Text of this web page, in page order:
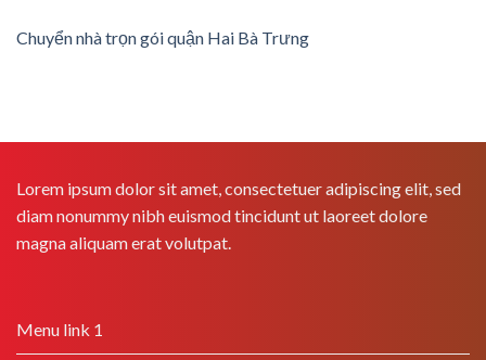
Chuyển nhà trọn gói quận Hai Bà Trưng
Lorem ipsum dolor sit amet, consectetuer adipiscing elit, sed
diam nonummy nibh euismod tincidunt ut laoreet dolore
magna aliquam erat volutpat.
Menu link 1